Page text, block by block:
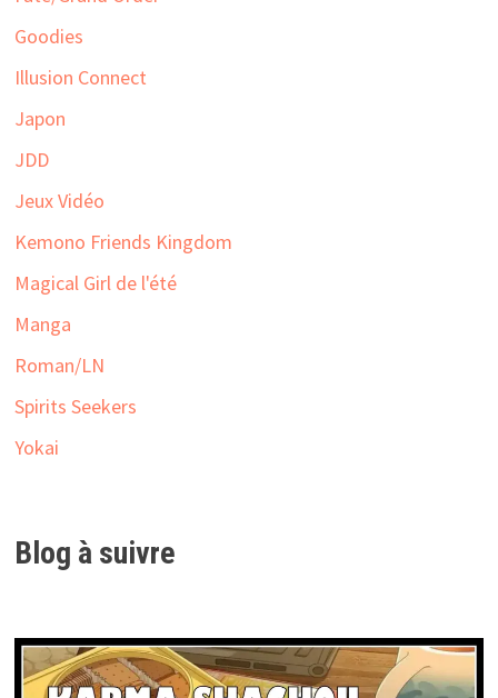
Goodies
Illusion Connect
Japon
JDD
Jeux Vidéo
Kemono Friends Kingdom
Magical Girl de l'été
Manga
Roman/LN
Spirits Seekers
Yokai
Blog à suivre